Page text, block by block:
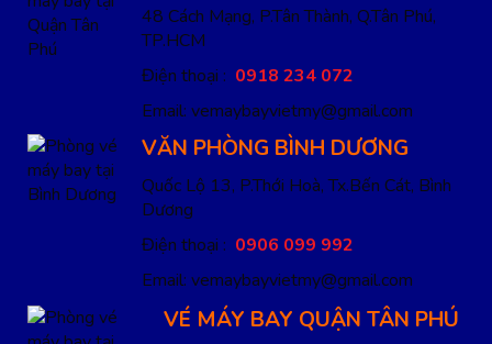
48 Cách Mạng, P.Tân Thành, Q.Tân Phú,
TP.HCM
Điện thoại : 0918 234 072
Email: vemaybayvietmy@gmail.com
VĂN PHÒNG BÌNH DƯƠNG
Quốc Lộ 13, P.Thới Hoà, Tx.Bến Cát, Bình
Dương
Điện thoại : 0906 099 992
Email: vemaybayvietmy@gmail.com
VÉ MÁY BAY QUẬN TÂN PHÚ